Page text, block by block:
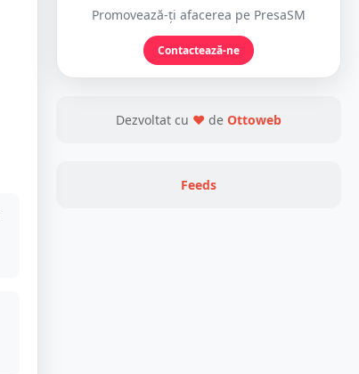
Promovează-ți afacerea pe PresaSM
Contactează-ne
Dezvoltat cu ❤ de Ottoweb
Feeds